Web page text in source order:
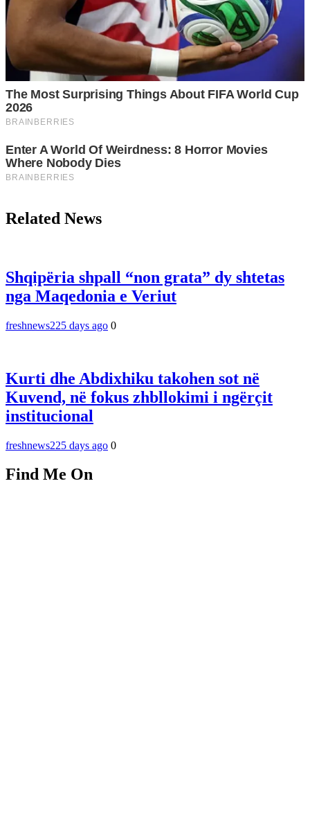
Related News
Shqipëria shpall “non grata” dy shtetas
nga Maqedonia e Veriut
freshnews225 days ago 0
Kurti dhe Abdixhiku takohen sot në
Kuvend, në fokus zhbllokimi i ngërçit
institucional
freshnews225 days ago 0
Find Me On